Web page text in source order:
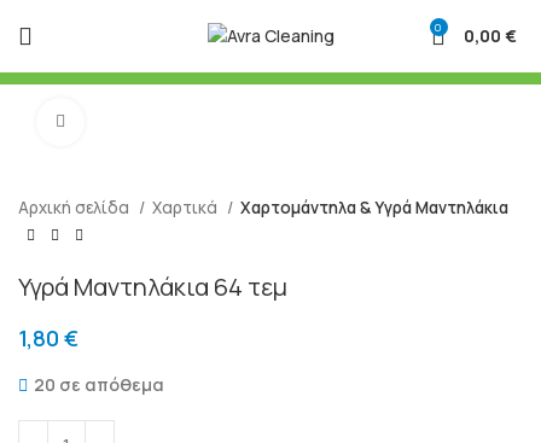
0 0,00 €
Αρχική σελίδα Χαρτικά Χαρτομάντηλα & Υγρά Μαντηλάκια
Υγρά Μαντηλάκια 64 τεμ
1,80 €
20 σε απόθεμα